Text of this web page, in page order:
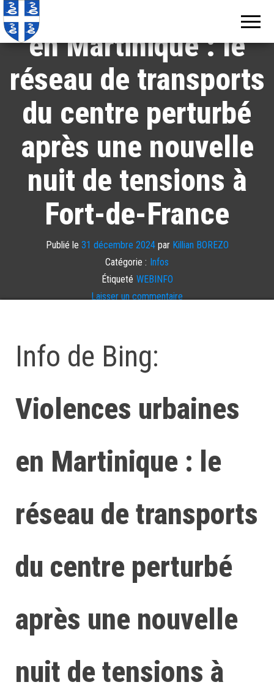
Violences urbaines
en Martinique : le
réseau de transports
du centre perturbé
après une nouvelle
nuit de tensions à
Fort-de-France
Publié le 31 décembre 2024par Killian BOREZO
Catégorie : Infos
Étiqueté WEBINFO
Laisser un commentaire
Info de Bing:
Violences urbaines
en Martinique : le
réseau de transports
du centre perturbé
après une nouvelle
nuit de tensions à